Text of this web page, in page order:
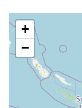
+
−